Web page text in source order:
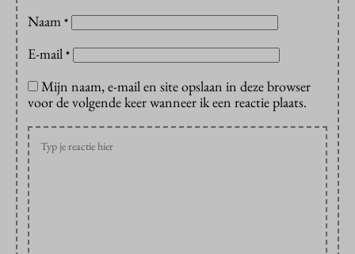
Naam *
E-mail *
Mijn naam, e-mail en site opslaan in deze browser
voor de volgende keer wanneer ik een reactie plaats.